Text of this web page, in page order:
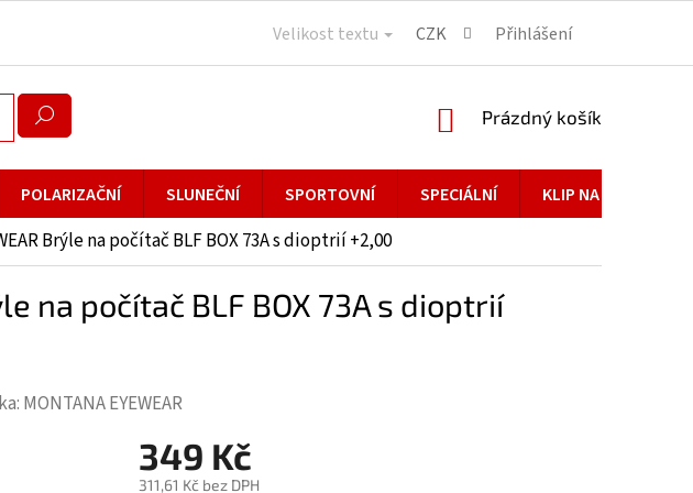
Velikost textu CZK Přihlášení
NÁKUPNÍ
Prázdný košík
POLARIZAČNÍ SLUNEČNÍ SPORTOVNÍ SPECIÁLNÍ KLIP NA BRÝLE
Brýle na počítač BLF BOX 73A s dioptrií +2,00
na počítač BLF BOX 73A s dioptrií
MONTANA EYEWEAR
349 Kč
311,61 Kč bez DPH